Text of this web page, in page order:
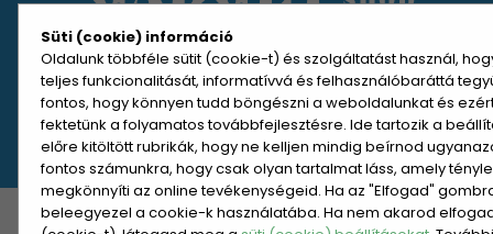
Süti (cookie) információ
Oldalunk többféle sütit (cookie-t) és szolgáltatást használ,
teljes funkcionalitását, informatívvá és felhasználóbaráttá
fontos, hogy könnyen tudd böngészni a weboldalunkat és
fektetünk a folyamatos továbbfejlesztésre. Ide tartozik a
előre kitöltött rubrikák, hogy ne kelljen mindig beírnod
fontos számunkra, hogy csak olyan tartalmat láss, amely
megkönnyíti az online tevékenységeid. Ha az "Elfogad"
beleegyezel a cookie-k használatába. Ha nem akarod
MENÜ MEGNYITÁSA
REGISZTRÁCIÓ BELÉPÉS